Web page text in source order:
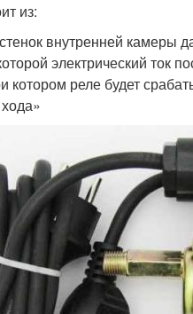
из:
внутренней камеры
электрический ток
котором реле будет